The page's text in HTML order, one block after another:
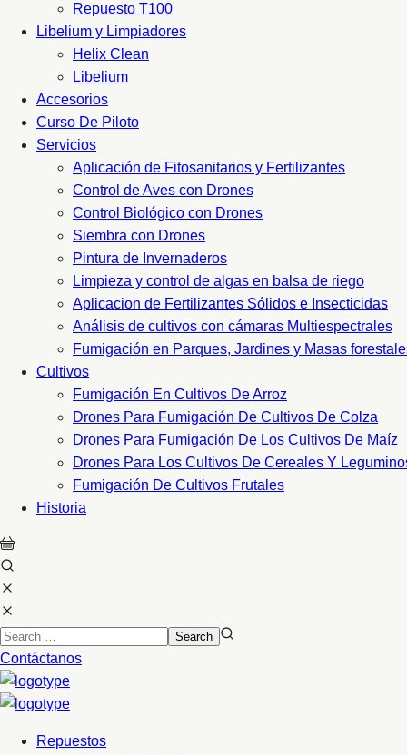
Repuesto T100
Libelium y Limpiadores
Helix Clean
Libelium
Accesorios
Curso De Piloto
Servicios
Aplicación de Fitosanitarios y Fertilizantes
Control de Aves con Drones
Control Biológico con Drones
Siembra con Drones
Pintura de Invernaderos
Limpieza y control de algas en balsa de riego
Aplicacion de Fertilizantes Sólidos e Insecticidas
Análisis de cultivos con cámaras Multiespectrales
Fumigación en Parques, Jardines y Masas
Cultivos
Fumigación En Cultivos De Arroz
Drones Para Fumigación De Cultivos De Colza
Drones Para Fumigación De Los Cultivos De Maíz
Drones Para Los Cultivos De Cereales Y
Fumigación De Cultivos Frutales
Historia
Contáctanos
Repuestos